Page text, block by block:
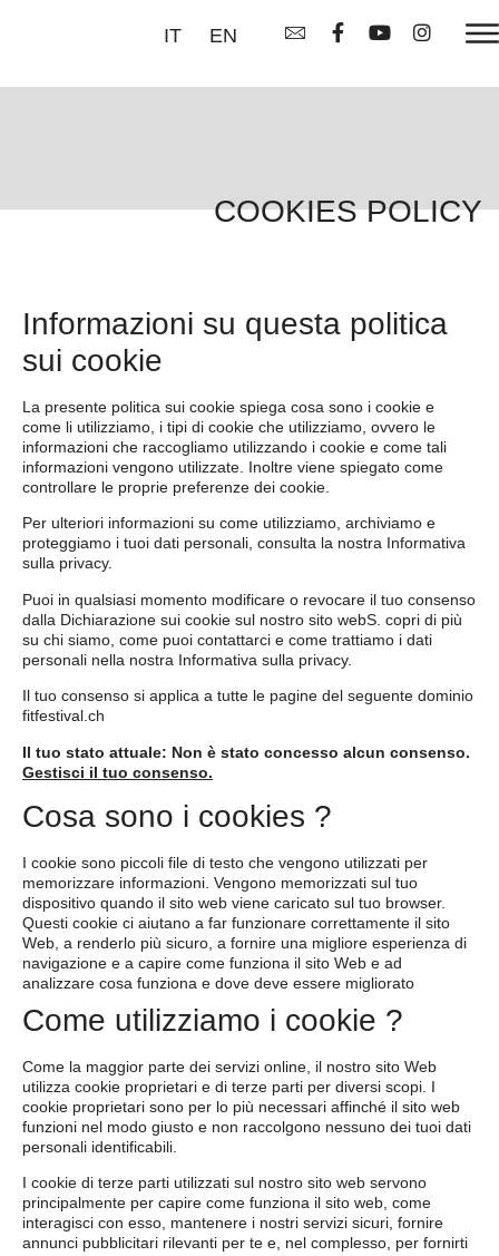
IT EN
COOKIES POLICY
Informazioni su questa politica
sui cookie
La presente politica sui cookie spiega cosa sono i cookie e
come li utilizziamo, i tipi di cookie che utilizziamo, ovvero le
informazioni che raccogliamo utilizzando i cookie e come tali
informazioni vengono utilizzate. Inoltre viene spiegato come
controllare le proprie preferenze dei cookie.
Per ulteriori informazioni su come utilizziamo, archiviamo e
proteggiamo i tuoi dati personali, consulta la nostra Informativa
sulla privacy.
Puoi in qualsiasi momento modificare o revocare il tuo consenso
dalla Dichiarazione sui cookie sul nostro sito webS. copri di più
su chi siamo , come puoi contattarci e come trattiamo i dati
personali nella nostra Informativa sulla privacy.
Il tuo consenso si applica a tutte le pagine del seguente dominio
fitfestival.ch
Il tuo stato attuale: Non è stato concesso alcun consenso.
Gestisci il tuo consenso.
Cosa sono i cookies ?
I cookie sono piccoli file di testo che vengono utilizzati per
memorizzare informazioni. Vengono memorizzati sul tuo
dispositivo quando il sito web viene caricato sul tuo browser.
Questi cookie ci aiutano a far funzionare correttamente il sito
Web, a renderlo più sicuro, a fornire una migliore esperienza di
navigazione e a capire come funziona il sito Web e ad
analizzare cosa funziona e dove deve essere migliorato
Come utilizziamo i cookie ?
Come la maggior parte dei servizi online, il nostro sito Web
utilizza cookie proprietari e di terze parti per diversi scopi. I
cookie proprietari sono per lo più necessari affinché il sito web
funzioni nel modo giusto e non raccolgono nessuno dei tuoi dati
personali identificabili.
I cookie di terze parti utilizzati sul nostro sito web servono
principalmente per capire come funziona il sito web, come
interagisci con esso, mantenere i nostri servizi sicuri, fornire
annunci pubblicitari rilevanti per te e, nel complesso, per fornirti